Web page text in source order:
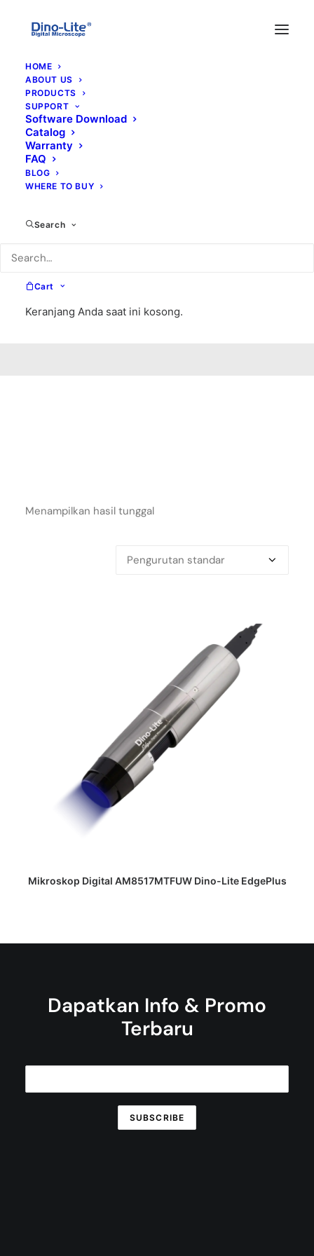
HOME
ABOUT US
PRODUCTS
SUPPORT
Software Download
Catalog
Warranty
FAQ
BLOG
WHERE TO BUY
Search
Cart
Keranjang Anda saat ini kosong.
Menampilkan hasil tunggal
DAPATKAN PENAWARAN HARGA
Mikroskop Digital AM8517MTFUW Dino-Lite EdgePlus
Dapatkan Info & Promo
Terbaru